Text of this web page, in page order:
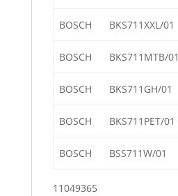
BOSCH BKS711XXL/01
BOSCH BKS711MTB/01
BOSCH BKS711GH/01
BOSCH BKS711PET/01
BOSCH BSS711W/01
11049365